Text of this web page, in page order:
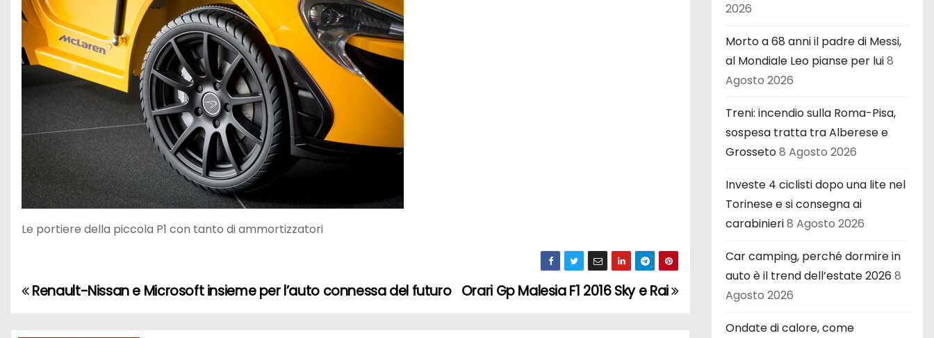
Le portiere della piccola P1 con tanto di ammortizzatori
N
Orari Gp Malesia F1 2016 Sky e Rai
Renault-Nissan e Microsoft insieme per l’auto connessa del futuro
2026
Morto a 68 anni il padre di Messi,
al Mondiale Leo pianse per lui8
Agosto 2026
Treni: incendio sulla Roma-Pisa,
sospesa tratta tra Alberese e
Grosseto8 Agosto 2026
Investe 4 ciclisti dopo una lite nel
Torinese e si consegna ai
carabinieri8 Agosto 2026
Car camping, perché dormire in
auto è il trend dell’estate 2026 8
Agosto 2026
Ondate di calore, come